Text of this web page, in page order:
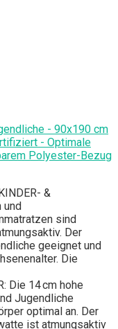
- 90x190 cm
- Optimale
Polyester-Bezug
&
und
sind
Der
geeignet und
Die
Die 14 cm hohe
Jugendliche
optimal an. Der
ist atmungsaktiv